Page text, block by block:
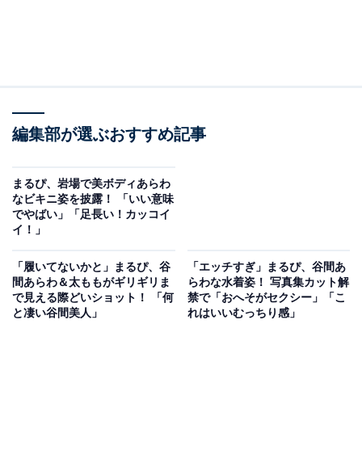
編集部が選ぶおすすめ記事
まるぴ、岩場で美ボディあらわ
なビキニ姿を披露！ 「いい意味
でやばい」「足長い！カッコイ
イ！」
「履いてないかと」まるぴ、谷
間あらわ＆太ももがギリギリま
で見える際どいショット！ 「何
と凄い谷間美人」
「エッチすぎ」まるぴ、谷間あ
らわな水着姿！ 写真集カット解
禁で「おへそがセクシー」「こ
れはいいむっちり感」